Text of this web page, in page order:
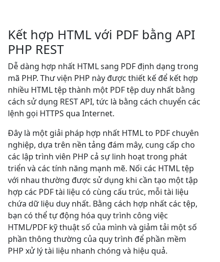
Kết hợp HTML với PDF bằng API
PHP REST
Dễ dàng hợp nhất HTML sang PDF định dạng trong
mã PHP. Thư viện PHP này được thiết kế để kết hợp
nhiều HTML tệp thành một PDF tệp duy nhất bằng
cách sử dụng REST API, tức là bằng cách chuyển các
lệnh gọi HTTPS qua Internet.
Đây là một giải pháp hợp nhất HTML to PDF chuyên
nghiệp, dựa trên nền tảng đám mây, cung cấp cho
các lập trình viên PHP cả sự linh hoạt trong phát
triển và các tính năng mạnh mẽ. Nối các HTML tệp
với nhau thường được sử dụng khi cần tạo một tập
hợp các PDF tài liệu có cùng cấu trúc, mỗi tài liệu
chứa dữ liệu duy nhất. Bằng cách hợp nhất các tệp,
bạn có thể tự động hóa quy trình công việc
HTML/PDF kỹ thuật số của mình và giảm tải một số
phần thông thường của quy trình để phần mềm
PHP xử lý tài liệu nhanh chóng và hiệu quả.